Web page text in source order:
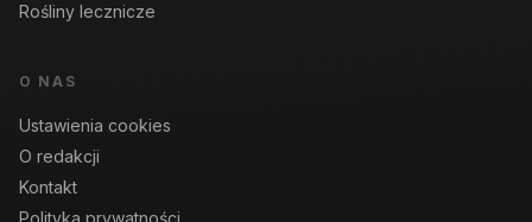
Rośliny lecznicze
O NAS
Ustawienia cookies
O redakcji
Kontakt